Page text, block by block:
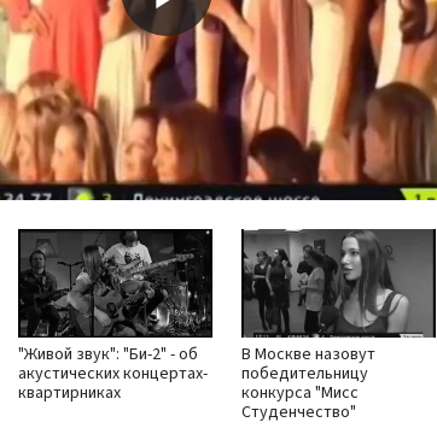
Play
Video
"Живой звук": "Би-2" - об
акустических концертах-
квартирниках
В Москве назовут
победительницу
конкурса "Мисс
Студенчество"